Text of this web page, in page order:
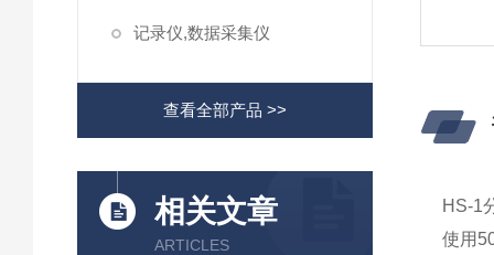
记录仪,数据采集仪
查看全部产品 >>
相关文章
ARTICLES
HS-1
使用